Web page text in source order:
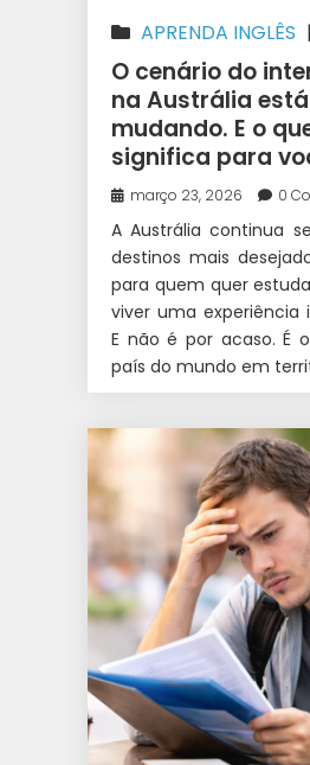
APRENDA INGLÊS |
AUSTRÁLIA |CURSO
NA AUSTRÁLIA |
AUSTRÁLIA |
TRABALHO
INTERCÂMBIO
|
INTERCÂMBIO
O cenário do
na Austrália está
mudando. E o
significa para
março 23, 2026 0
A Austrália continua
destinos mais
para quem quer
viver uma experiência
E não é por acaso. É
país do mundo em